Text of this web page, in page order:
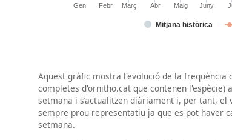
Aquest gràfic mostra l'evolució de la freqüència
completes d'ornitho.cat que contenen l'espècie)
setmana i s’actualitzen diàriament i, per tant,
sempre prou representatiu ja que es pot haver
setmana.